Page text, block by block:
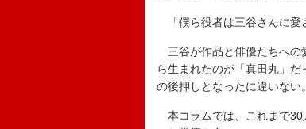
「僕ら役者は三谷さんに愛
三谷が作品と俳優たちへの
ら生まれたのが「真田丸」
の後押しとなったに違いない。
本コラムでは、これまで30